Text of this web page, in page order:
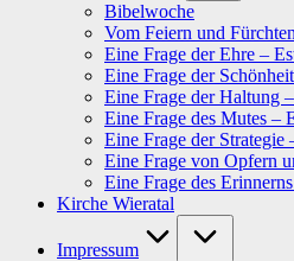
Bibelwoche
Vom Feiern und Fürchten
Eine Frage der Ehre –
Eine Frage der
Eine Frage der Haltung
Eine Frage des Mutes –
Eine Frage der Strategie
Eine Frage von Opfern
Eine Frage des
Kirche Wieratal
Impressum